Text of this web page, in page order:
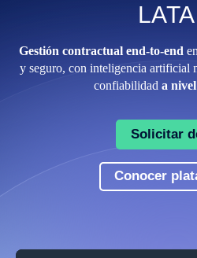
Gestión contractual end-to-end
y seguro, con inteligencia artificial
confiabilidad a
Solicitar
Conocer